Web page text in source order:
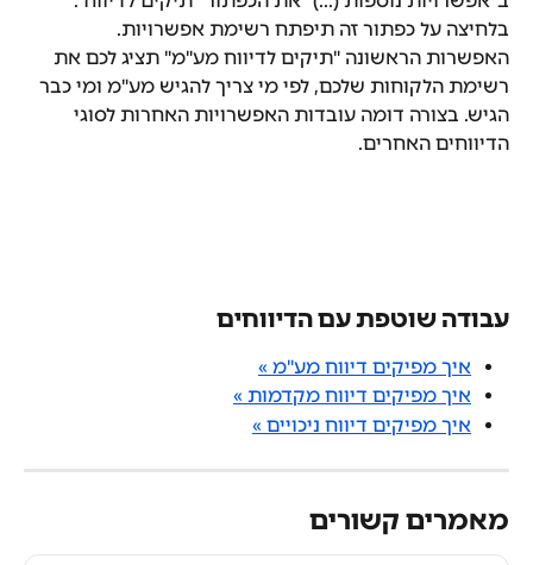
בלחיצה על כפתור זה תיפתח רשימת אפשרויות.
האפשרות הראשונה "תיקים לדיווח מע"מ" תציג לכם את
רשימת הלקוחות שלכם, לפי מי צריך להגיש מע"מ ומי כבר
הגיש. בצורה דומה עובדות האפשרויות האחרות לסוגי
הדיווחים האחרים.
עבודה שוטפת עם הדיווחים
איך מפיקים דיווח מע"מ »
איך מפיקים דיווח מקדמות »
איך מפיקים דיווח ניכויים »
מאמרים קשורים